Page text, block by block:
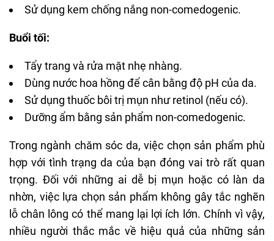
Sử dụng kem chống nắng non-comedogenic.
Buổi tối:
Tẩy trang và rửa mặt nhẹ nhàng.
Dùng nước hoa hồng để cân bằng độ pH của da.
Sử dụng thuốc bôi trị mụn như retinol (nếu có).
Dưỡng ẩm bằng sản phẩm non-comedogenic.
Trong ngành chăm sóc da, việc chọn sản phẩm phù
hợp với tình trạng da của bạn đóng vai trò rất quan
trọng. Đối với những ai dễ bị mụn hoặc có làn da
nhờn, việc lựa chọn sản phẩm không gây tắc nghẽn
lỗ chân lông có thể mang lại lợi ích lớn. Chính vì vậy,
nhiều người thắc mắc về hiệu quả của những sản